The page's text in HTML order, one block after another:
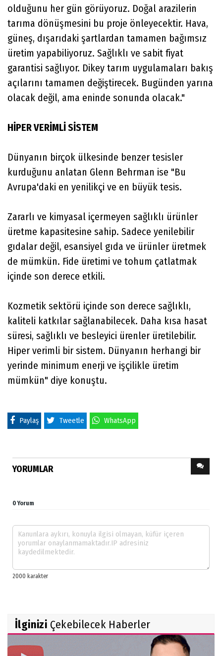
olduğunu her gün görüyoruz. Doğal arazilerin
tarıma dönüşmesini bu proje önleyecektir. Hava,
güneş, dışarıdaki şartlardan tamamen bağımsız
üretim yapabiliyoruz. Sağlıklı ve sabit fiyat
garantisi sağlıyor. Dikey tarım uygulamaları bakış
açılarını tamamen değiştirecek. Bugünden yarına
olacak değil, ama eninde sonunda olacak."
HİPER VERİMLİ SİSTEM
Dünyanın birçok ülkesinde benzer tesisler
kurduğunu anlatan Glenn Behrman ise "Bu
Avrupa'daki en yenilikçi ve en büyük tesis.
Zararlı ve kimyasal içermeyen sağlıklı ürünler
üretme kapasitesine sahip. Sadece yenilebilir
gıdalar değil, esansiyel gıda ve ürünler üretmek
de mümkün. Fide üretimi ve tohum çatlatmak
içinde son derece etkili.
Kozmetik sektörü içinde son derece sağlıklı,
kaliteli katkılar sağlanabilecek. Daha kısa hasat
süresi, sağlıklı ve besleyici ürenler üretilebilir.
Hiper verimli bir sistem. Dünyanın herhangi bir
yerinde minimum enerji ve işçilikle üretim
mümkün" diye konuştu.
Paylaş Tweetle WhatsApp
YORUMLAR
0 Yorum
İlginizi Çekebilecek Haberler